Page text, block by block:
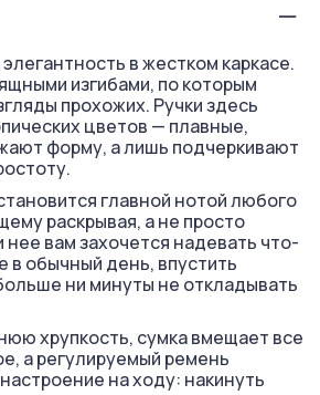
в жестком каркасе.
изгибами, по которым
прохожих. Ручки здесь
цветов — плавные,
форму, а лишь подчеркивают
главной нотой любого
раскрывая, а не просто
нее вам захочется надевать что-
в обычный день, впустить
ни минуты не откладывать
хрупкость, сумка вмещает все
а регулируемый ремень
на ходу: накинуть